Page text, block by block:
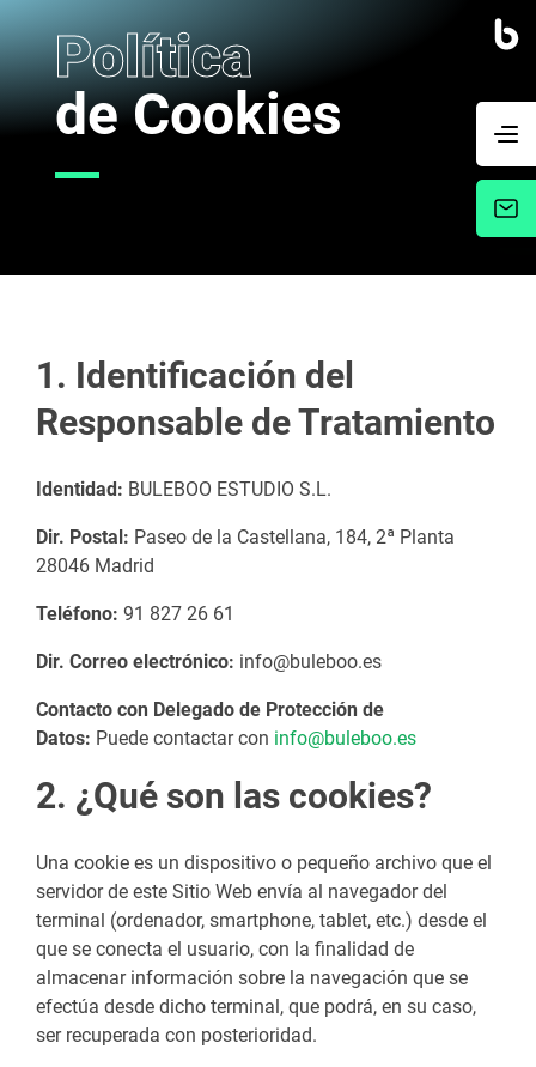
Política
de Cookies
1. Identificación del
Responsable de Tratamiento
Identidad: BULEBOO ESTUDIO S.L.
Dir. Postal: Paseo de la Castellana, 184, 2ª Planta
28046 Madrid
Teléfono: 91 827 26 61
Dir. Correo electrónico: info@buleboo.es
Contacto con Delegado de Protección de
Datos: Puede contactar con info@buleboo.es
2. ¿Qué son las cookies?
Una cookie es un dispositivo o pequeño archivo que el
servidor de este Sitio Web envía al navegador del
terminal (ordenador, smartphone, tablet, etc.) desde el
que se conecta el usuario, con la finalidad de
almacenar información sobre la navegación que se
efectúa desde dicho terminal, que podrá, en su caso,
ser recuperada con posterioridad.